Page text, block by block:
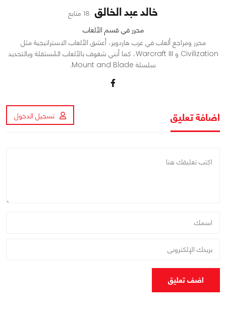
خالد عبد الخالق 18 متابع
محرر في قسم الألعاب
محرر ومراجع ألعاب في عرب هاردوير، أعشق الألعاب الاستراتيجية مثل
Civilization و Warcraft III، كما أنني شغوف بالألعاب المُستقلة وبالتحديد
سلسلة Mount and Blade.
اضافة تعليق تسجيل الدخول
اضف تعليق